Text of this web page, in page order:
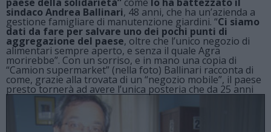
sindaco Andrea Ballinari, 48 anni, che ha un’azienda a
gestione famigliare di manutenzione giardini. “Ci siamo
dati da fare per salvare uno dei pochi punti di
aggregazione del paese, oltre che l’unico negozio di
alimentari sempre aperto, e senza il quale Agra
morirebbe”. Con un sorriso, e in mano una copia di
“Camion supermarket” (nella foto) Ballinari racconta di
come, grazie alla trovata di un “negozio mobile”, il paese
presto tornerà ad avere l’unica posteria che da 25 anni